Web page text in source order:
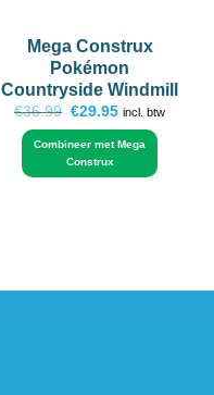
Mega Construx
Pokémon
Countryside Windmill
€36.99 Oorspronkelijke
€36.99.
€29.95Huidige
is:
€29.95.
incl. btw
Combineer met Mega
Construx